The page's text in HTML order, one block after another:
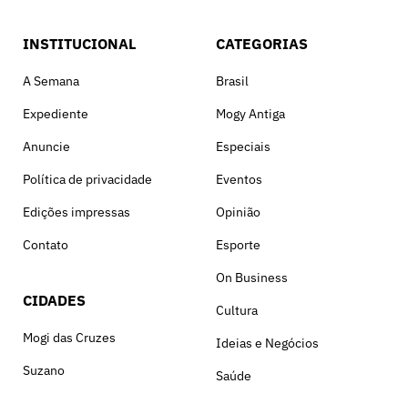
INSTITUCIONAL
A Semana
Expediente
Anuncie
Política de privacidade
Edições impressas
Contato
CIDADES
Mogi das Cruzes
Suzano
CATEGORIAS
Brasil
Mogy Antiga
Especiais
Eventos
Opinião
Esporte
On Business
Cultura
Ideias e Negócios
Saúde